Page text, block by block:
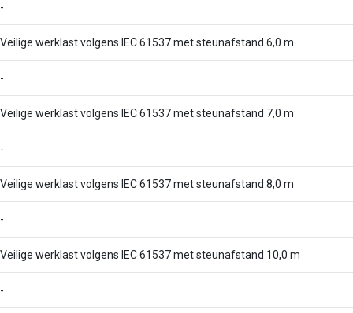
-
Veilige werklast volgens IEC 61537 met steunafstand 6,0 m
-
Veilige werklast volgens IEC 61537 met steunafstand 7,0 m
-
Veilige werklast volgens IEC 61537 met steunafstand 8,0 m
-
Veilige werklast volgens IEC 61537 met steunafstand 10,0 m
-